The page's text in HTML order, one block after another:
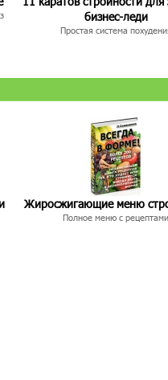
бизнес-леди
Простая система
Жиросжигающие меню
Полное меню с рецептами